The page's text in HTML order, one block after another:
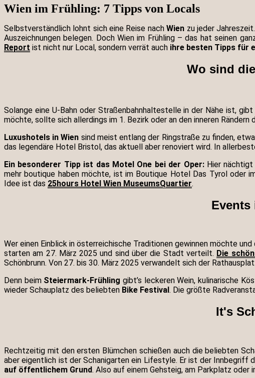
Wien im Frühling: 7 Tipps von Locals
Selbstverständlich lohnt sich eine Reise nachWien zu jeder
Auszeichnungen belegen. Doch Wien im Frühling – das hat seinen
Report ist nicht nur Local, sondern verrät auch ihre besten Tipps für
Wo sind
Solange eine U-Bahn oder Straßenbahnhaltestelle in der Nähe ist,
möchte, sollte sich allerdings im 1. Bezirk oder an den inneren Rändern
Luxushotels in Wien sind meist entlang der Ringstraße zu finden,
das legendäre Hotel Bristol, das aktuell aber renoviert wird. In
Ein besonderer Tipp ist das Motel One bei der Oper:Hier nächtigt
mehr boutique haben möchte, ist im Boutique Hotel Das Tyrol oder
Idee ist das 25hours Hotel Wien MuseumsQuartier.
Events
Wer einen Einblick in österreichische Traditionen gewinnen möchte
starten am 27. März 2025 und sind über die Stadt verteilt. Die
Schönbrunn. Von 27. bis 30. März 2025 verwandelt sich der
Denn beim Steiermark-Frühlinggibt’s leckeren Wein, kulinarische
wieder Schauplatz des beliebten Bike Festival . Die größte
It's
Rechtzeitig mit den ersten Blümchen schießen auch die beliebten
aber eigentlich ist der Schanigarten ein Lifestyle. Er ist der Innbegriff
auf öffentlichem Grund. Also auf einem Gehsteig, am Parkplatz oder